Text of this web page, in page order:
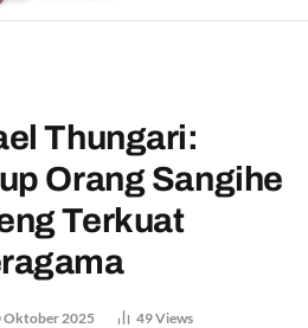
Thungari:
Orang Sangihe
Terkuat
Oktober 2025 49Views